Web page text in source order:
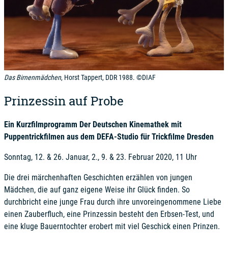
Das Birnenmädchen, Horst Tappert, DDR 1988. ©DIAF
Prinzessin auf Probe
Ein Kurzfilmprogramm Der Deutschen Kinemathek mit
Puppentrickfilmen aus dem DEFA-Studio für Trickfilme Dresden
Sonntag, 12. & 26. Januar, 2., 9. & 23. Februar 2020, 11 Uhr
Die drei märchenhaften Geschichten erzählen von jungen
Mädchen, die auf ganz eigene Weise ihr Glück finden. So
durchbricht eine junge Frau durch ihre unvoreingenommene Liebe
einen Zauberfluch, eine Prinzessin besteht den Erbsen-Test, und
eine kluge Bauerntochter erobert mit viel Geschick einen Prinzen.